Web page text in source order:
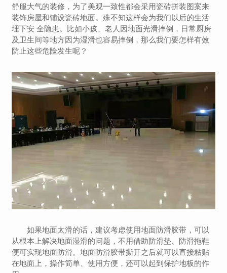
舒服大气的装修，为了美观一致性都会采用瓷砖拼装图案来
装饰房屋和铺设瓷砖地面。殊不知这样会为我们以后的生活
埋下安 全隐患。比如小孩、老人因地面光滑摔倒，日常厨房
及卫生间等地方因为湿滑也容易摔倒，那么我们要怎样有效
防止这些危险发生呢？
如果地面太滑的话，建议考虑使用地面防滑胶带，可以
从根本上解决地面湿滑的问题，不用借助防滑垫、防滑拖鞋
便可实现地面防滑。地面防滑胶带撕开之后就可以直接粘贴
在地面上，操作简单、使用方便，还可以起到保护地板的作